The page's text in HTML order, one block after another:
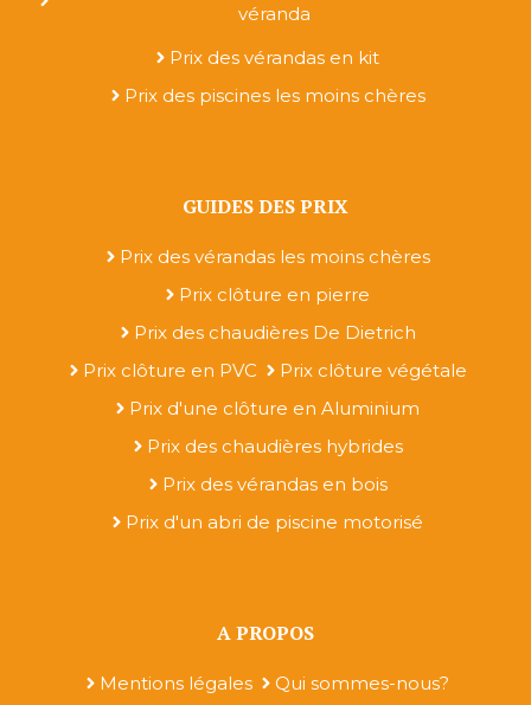
véranda
Prix des vérandas en kit
Prix des piscines les moins chères
GUIDES DES PRIX
Prix des vérandas les moins chères
Prix clôture en pierre
Prix des chaudières De Dietrich
Prix clôture en PVC
Prix clôture végétale
Prix d'une clôture en Aluminium
Prix des chaudières hybrides
Prix des vérandas en bois
Prix d'un abri de piscine motorisé
A PROPOS
Mentions légales Qui sommes-nous?